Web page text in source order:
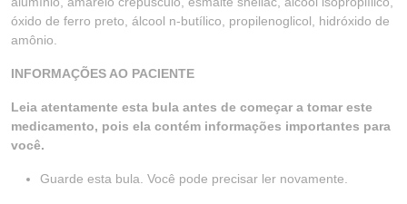
óxido de ferro preto, álcool n-butílico, propilenoglicol, hidróxido de
amônio.
INFORMAÇÕES AO PACIENTE
Leia atentamente esta bula antes de começar a tomar este
medicamento, pois ela contém informações importantes para
você.
Guarde esta bula. Você pode precisar ler novamente.